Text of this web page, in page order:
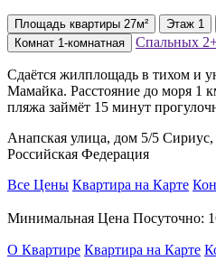
Площадь квартиры 27м² Этаж 1
Комнат 1-комнатная Спальных
Сдаётся жилплощадь в тихом и
Мамайка. Расстояние до моря 1
пляжа займёт 15 минут
Анапская улица, дом 5/5
Российская Федерация
Все Цены Квартира на Карте
Минимальная Цена Посуточно:
О Квартире Квартира на Карте